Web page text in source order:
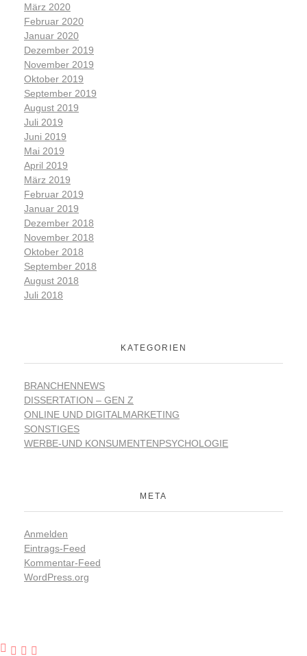
März 2020
Februar 2020
Januar 2020
Dezember 2019
November 2019
Oktober 2019
September 2019
August 2019
Juli 2019
Juni 2019
Mai 2019
April 2019
März 2019
Februar 2019
Januar 2019
Dezember 2018
November 2018
Oktober 2018
September 2018
August 2018
Juli 2018
KATEGORIEN
BRANCHENNEWS
DISSERTATION – GEN Z
ONLINE UND DIGITALMARKETING
SONSTIGES
WERBE-UND KONSUMENTENPSYCHOLOGIE
META
Anmelden
Eintrags-Feed
Kommentar-Feed
WordPress.org